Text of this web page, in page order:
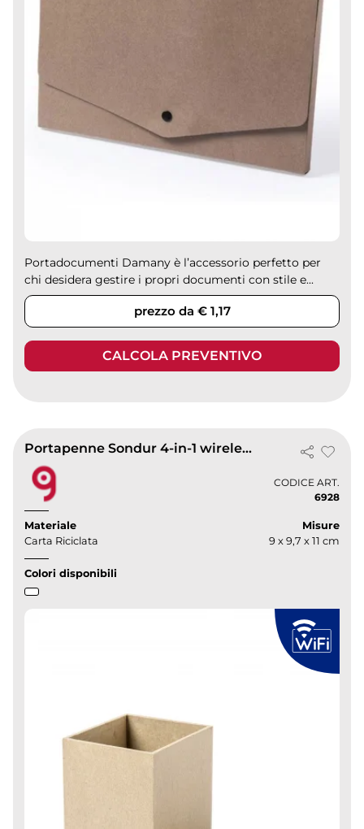
Portadocumenti Damany è l’accessorio perfetto per
chi desidera gestire i propri documenti con stile e...
prezzo da € 1,17
CALCOLA PREVENTIVO
Portapenne Sondur 4-in-1 wireless in cartone riciclato, eco design
CODICE ART.
6928
Materiale
Carta Riciclata
Misure
9 x 9,7 x 11 cm
Colori disponibili